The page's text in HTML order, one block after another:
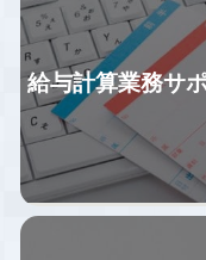
給与計算業務サ